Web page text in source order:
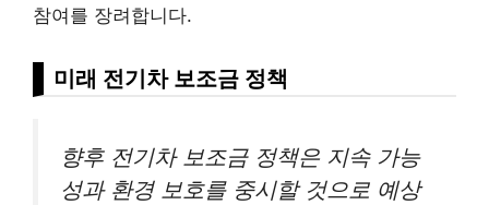
참여를 장려합니다.
미래 전기차 보조금 정책
향후 전기차 보조금 정책은 지속 가능
성과 환경 보호를 중시할 것으로 예상